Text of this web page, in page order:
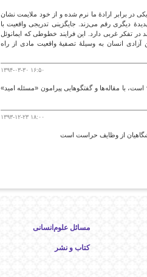
در برابر ارادهٔ ما نرم شده و از خود ملایمت نشان
دیگری رقم می‌زند. جایگزینی تدریجی واقعیت با
تفکر غربی دارد. این فرایند خطوطی که ایمانوئل
انسان به وسیلهٔ تصفیۀ واقعیت مادی از راه
۱۳۹۴-۰۳-۳۰ ۱۶:۵۰
مجله‌ سوره انديشه به بیستمین شماره‌ انتشارش رسید. این شماره که ويژه‌‌ خرداد و تیرماه ۹۴ است، با مقاله‌ها و گفتگوهايی پيرامون «مسئله‌ اميد»
۱۳۹۳-۱۲-۲۳ ۱۸:۰۰
از وظایف حراست است
مسائل علوم‌انسانی
کتاب و نشر